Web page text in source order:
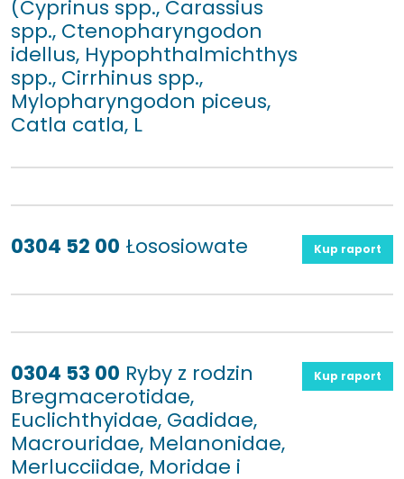
(Cyprinus spp., Carassius
spp., Ctenopharyngodon
idellus, Hypophthalmichthys
spp., Cirrhinus spp.,
Mylopharyngodon piceus,
Catla catla, L
0304 52 00 Łososiowate Kup raport
0304 53 00 Ryby z rodzin
Bregmacerotidae,
Euclichthyidae, Gadidae,
Macrouridae, Melanonidae,
Merlucciidae, Moridae i
Kup raport